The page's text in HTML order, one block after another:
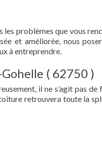
problèmes que vous
et améliorée, nous
à entreprendre.
( 62750 )
il ne s’agit pas de
retrouvera toute la